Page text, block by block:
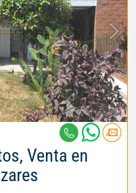
Venta en